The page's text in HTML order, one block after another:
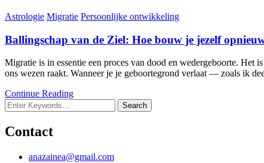
Astrologie Migratie Persoonlijke ontwikkeling
Ballingschap van de Ziel: Hoe bouw je jezelf
Migratie is in essentie een proces van dood en wedergeboorte. Het
ons wezen raakt. Wanneer je je geboortegrond verlaat — zoals ik
Continue Reading
Looking
for
Something?
Contact
anazainea@gmail.com